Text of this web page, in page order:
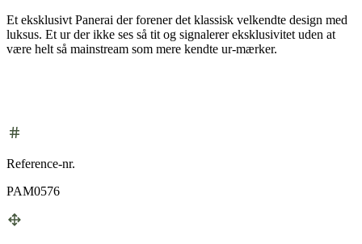
Et eksklusivt Panerai der forener det klassisk velkendte design med
luksus. Et ur der ikke ses så tit og signalerer eksklusivitet uden at
være helt så mainstream som mere kendte ur-mærker.
Reference-nr.
PAM0576